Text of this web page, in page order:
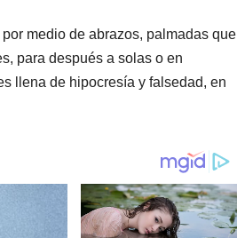
medio de abrazos, palmadas que
para después a solas o en
llena de hipocresía y falsedad, en